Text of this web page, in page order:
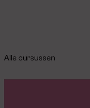
Alle cursussen